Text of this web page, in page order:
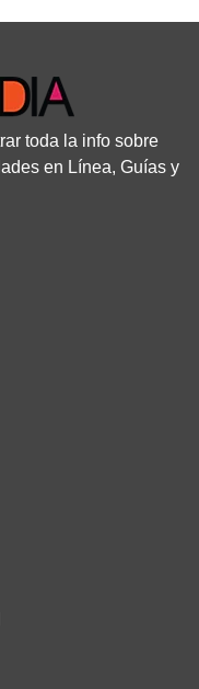
toda la info sobre
en Línea, Guías y